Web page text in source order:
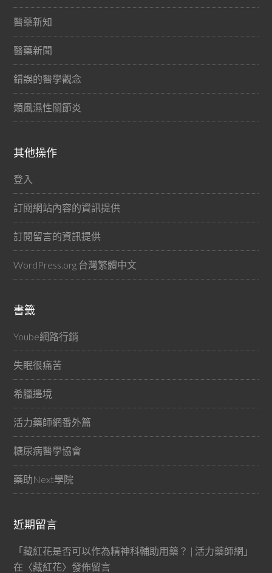
醫藥新知
醫藥新聞
錯誤的醫學觀念
類風濕性關節炎
其他操作
登入
訂閱網站內容的資訊提供
訂閱留言的資訊提供
WordPress.org 台灣繁體中文
書籤
Yoube網路行銷
失眠很痛苦
希臘邊境
活力藥師網番外篇
糖尿病醫學協會
藥助Next學院
近期留言
「藏紅花是否可以作為精神科輔助用藥？ | 活力藥師網 」
在〈藏紅花〉發佈留言